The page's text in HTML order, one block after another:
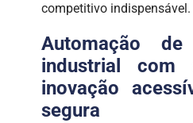
competitivo indispensável.
Automação de
industrial com
inovação
segura